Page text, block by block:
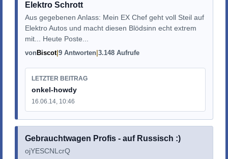
Elektro Schrott
Aus gegebenen Anlass: Mein EX Chef geht voll Steil auf
Elektro Autos und macht diesen Blödsinn echt extrem
mit... Heute Poste...
vonBiscot 9 Antworten 3.148 Aufrufe
LETZTER BEITRAG
onkel-howdy
16.06.14, 10:46
Gebrauchtwagen Profis - auf Russisch :)
ojYESCNLcrQ